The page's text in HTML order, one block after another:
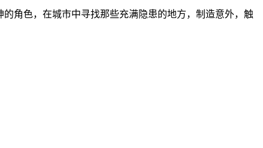
角色，在城市中寻找那些充满隐患的地方，制造意外，触